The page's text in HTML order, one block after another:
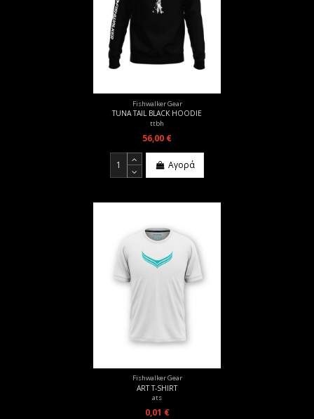
Fishwalker Gear
TUNA TAIL BLACK HOODIE
ttbh
56,00 €
Αγορά
Fishwalker Gear
ART T-SHIRT
ats
0,01 €